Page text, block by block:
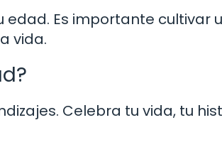
Es importante cultivar
vida.
Celebra tu vida, tu